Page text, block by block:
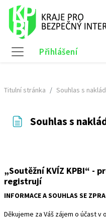
Přejít k hlavnímu obsahu
Přihlášení
Titulní stránka Souhlas s
Souhlas s
„Soutěžní KVÍZ KPBI“ -
registrují
INFORMACE A SOUHLAS SE
Děkujeme za Váš zájem o účast